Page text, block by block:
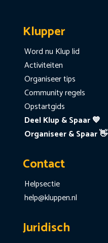
Klupper
Word nu Klup lid
Activiteiten
Organiseer tips
Community regels
Opstartgids
Deel Klup & Spaar 💙
Organiseer & Spaar 👋
Contact
Helpsectie
help@kluppen.nl
Juridisch